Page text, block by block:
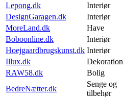
Lepong.dk
Interiør
DesignGaragen.dk
Interiør
MoreLand.dk
Have
Boboonline.dk
Interiør
Hoejgaardbrugskunst.dk Interiør
Illux.dk
Dekoration
RAW58.dk
Bolig
BedreNætter.dk
Senge og
tilbehør